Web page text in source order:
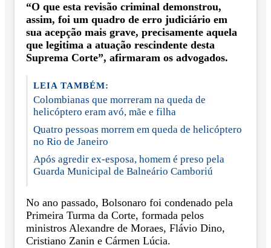
“O que esta revisão criminal demonstrou,
assim, foi um quadro de erro judiciário em
sua acepção mais grave, precisamente aquela
que legitima a atuação rescindente desta
Suprema Corte”, afirmaram os advogados.
LEIA TAMBÉM:
Colombianas que morreram na queda de
helicóptero eram avó, mãe e filha
Quatro pessoas morrem em queda de helicóptero
no Rio de Janeiro
Após agredir ex-esposa, homem é preso pela
Guarda Municipal de Balneário Camboriú
No ano passado, Bolsonaro foi condenado pela
Primeira Turma da Corte, formada pelos
ministros Alexandre de Moraes, Flávio Dino,
Cristiano Zanin e Cármen Lúcia.